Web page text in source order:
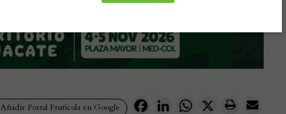
Añadir Portal Frutícola en Google FacebookLinkedInWhatsApp
X